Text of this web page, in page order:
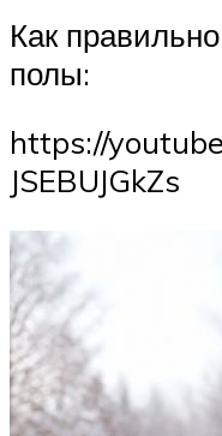
Как
полы:
https://
JSEBUJGkZs